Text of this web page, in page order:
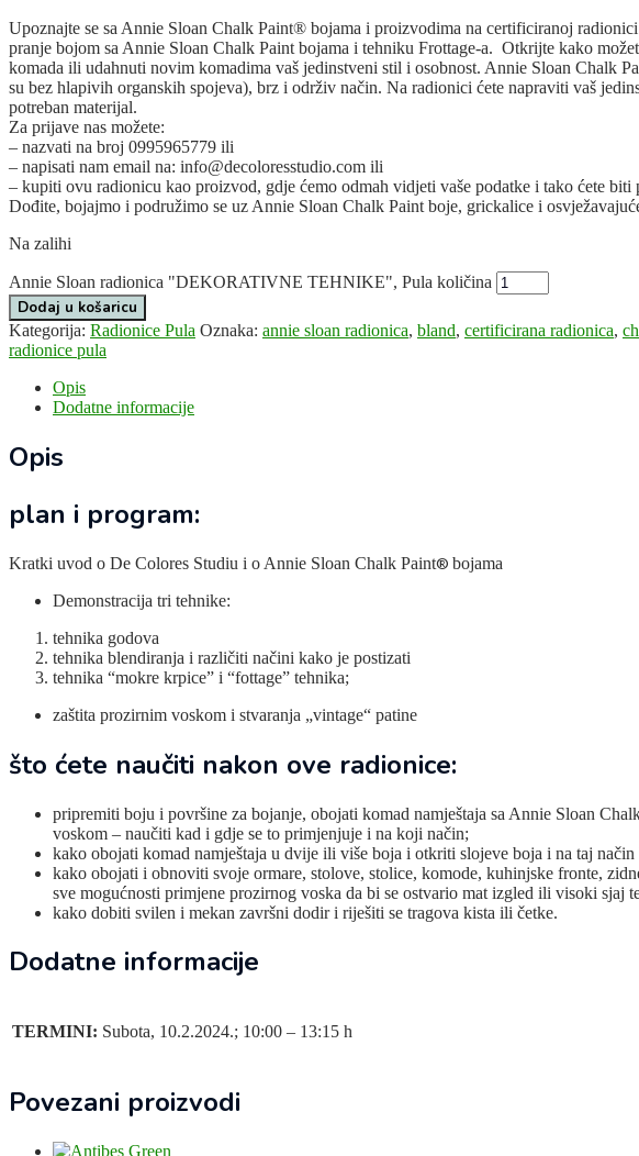
Upoznajte se sa Annie Sloan Chalk Paint® bojama i proizvodima na certificiranoj
pranje bojom sa Annie Sloan Chalk Paint bojama i tehniku Frottage-a. Otkrijte kako
komada ili udahnuti novim komadima vaš jedinstveni stil i osobnost. Annie Sloan Chalk
su bez hlapivih organskih spojeva), brz i održiv način. Na radionici ćete napraviti vaš
potreban materijal.
Za prijave nas možete:
– nazvati na broj 0995965779 ili
– napisati nam email na: info@decoloresstudio.com ili
– kupiti ovu radionicu kao proizvod, gdje ćemo odmah vidjeti vaše podatke i tako ćete biti
Dođite, bojajmo i podružimo se uz Annie Sloan Chalk Paint boje, grickalice i
Na zalihi
Annie Sloan radionica "DEKORATIVNE TEHNIKE", Pula količina
Dodaj u košaricu
Kategorija: Radionice Pula Oznaka: annie sloan radionica, bland, certificirana radionica,
radionice pula
Opis
Dodatne informacije
Opis
plan i program:
Kratki uvod o De Colores Studiu i o Annie Sloan Chalk Paint® bojama
Demonstracija tri tehnike:
tehnika godova
tehnika blendiranja i različiti načini kako je postizati
tehnika “mokre krpice” i “fottage” tehnika;
zaštita prozirnim voskom i stvaranja „vintage“ patine
što ćete naučiti nakon ove radionice:
pripremiti boju i površine za bojanje, obojati komad namještaja sa Annie Sloan
voskom – naučiti kad i gdje se to primjenjuje i na koji način;
kako obojati komad namještaja u dvije ili više boja i otkriti slojeve boja i na taj
kako obojati i obnoviti svoje ormare, stolove, stolice, komode, kuhinjske fronte,
sve mogućnosti primjene prozirnog voska da bi se ostvario mat izgled ili visoki sjaj
kako dobiti svilen i mekan završni dodir i riješiti se tragova kista ili četke.
Dodatne informacije
TERMINI: Subota, 10.2.2024.; 10:00 – 13:15 h
Povezani proizvodi